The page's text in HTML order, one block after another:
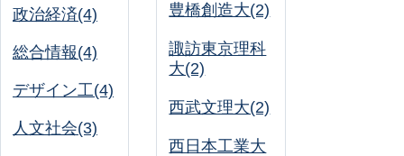
政治経済(4)
総合情報(4)
デザイン工(4)
人文社会(3)
豊橋創造大(2)
諏訪東京理科
大(2)
西武文理大(2)
西日本工業大